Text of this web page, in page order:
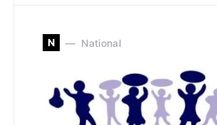
N National